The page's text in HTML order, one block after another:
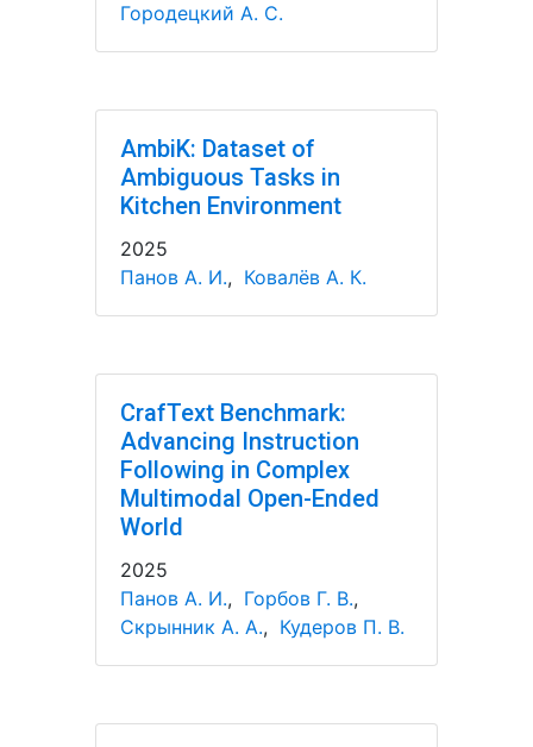
Городецкий А. С.
AmbiK: Dataset of
Ambiguous Tasks in
Kitchen Environment
2025
Панов А. И., Ковалёв А. К.
CrafText Benchmark:
Advancing Instruction
Following in Complex
Multimodal Open-Ended
World
2025
Панов А. И., Горбов Г. В.,
Скрынник А. А., Кудеров П. В.